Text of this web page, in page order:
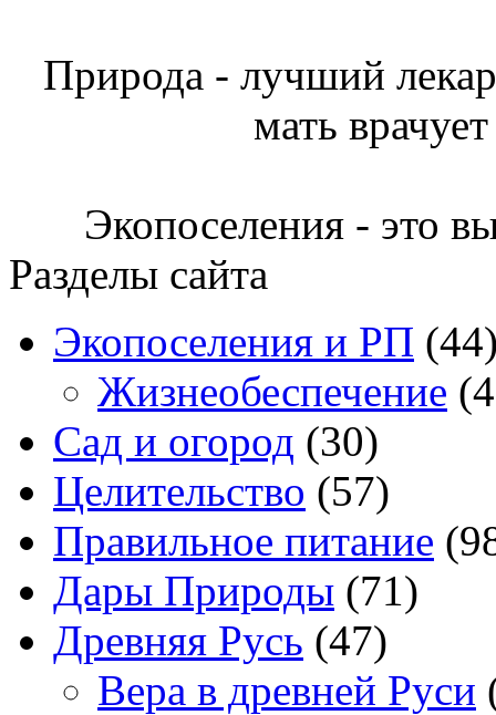
Природа - лучший
мать
Экопоселения - это
Разделы сайта
Экопоселения и РП
Жизнеобеспечение
Сад и огород (30)
Целительство (57)
Правильное питание
Дары Природы (71)
Древняя Русь (47)
Вера в древней Руси